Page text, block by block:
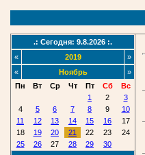
.: Сегодня: 9.8.2026 :.
«
2019
»
«
Ноябрь
»
Пн
Вт Ср Чт Пт Сб
Вс
1
2
3
4
5 6 7 8 9
10
11
12 13 14 15 16
17
18
19 20 21 22 23
24
25
26 27 28 29
30